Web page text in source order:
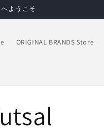
へようこそ
ORIGINAL BRANDS Store